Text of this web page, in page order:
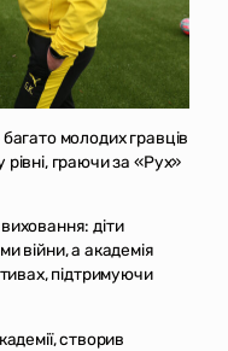
молодих гравців
граючи за «Рух»
діти
війни, а академія
підтримуючи
створив